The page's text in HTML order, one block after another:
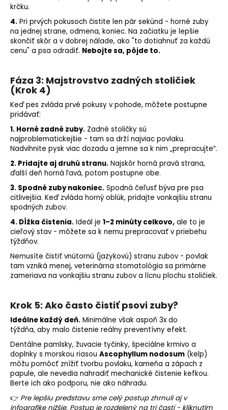
krčku.
4. Pri prvých pokusoch čistite len pár sekúnd - horné zuby
na jednej strane, odmena, koniec. Na začiatku je lepšie
skončiť skôr a v dobrej nálade, ako "to dotiahnuť za každú
cenu" a psa odradiť. Nebojte sa, pôjde to.
Fáza 3: Majstrovstvo zadných stoličiek
(Krok 4)
Keď pes zvláda prvé pokusy v pohode, môžete postupne
pridávať:
1. Horné zadné zuby. Zadné stoličky sú
najproblematickejšie - tam sa drží najviac povlaku.
Nadvihnite pysk viac dozadu a jemne sa k nim „prepracujte“.
2. Pridajte aj druhú stranu. Najskôr horná pravá strana,
ďalší deň horná ľavá, potom postupne obe.
3. Spodné zuby nakoniec. Spodná čeľusť býva pre psa
citlivejšia. Keď zvláda horný oblúk, pridajte vonkajšiu stranu
spodných zubov.
4. Dĺžka čistenia. Ideál je 1–2 minúty celkovo, ale to je
cieľový stav - môžete sa k nemu prepracovať v priebehu
týždňov.
Nemusíte čistiť vnútornú (jazykovú) stranu zubov - povlak
tam vzniká menej, veterinárna stomatológia sa primárne
zameriava na vonkajšiu stranu zubov a lícnu plochu stoličiek.
Krok 5: Ako často čistiť psovi zuby?
Ideálne každý deň. Minimálne však aspoň 3x do
týždňa, aby malo čistenie reálny preventívny efekt.
Dentálne pamlsky, žuvacie tyčinky, špeciálne krmivo a
doplnky s morskou riasou Ascophyllum nodosum (kelp)
môžu pomôcť znížiť tvorbu povlaku, kameňa a zápach z
papule, ale nevedia nahradiť mechanické čistenie kefkou.
Berte ich ako podporu, nie ako náhradu.
👉 Pre lepšiu predstavu sme celý postup zhrnuli aj v
infografike nižšie. Postup je rozdelený na tri časti - kliknutím